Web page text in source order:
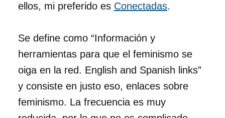
ellos, mi preferido es Conectadas.
Se define como “Información y
herramientas para que el feminismo se
oiga en la red. English and Spanish links”
y consiste en justo eso, enlaces sobre
feminismo. La frecuencia es muy